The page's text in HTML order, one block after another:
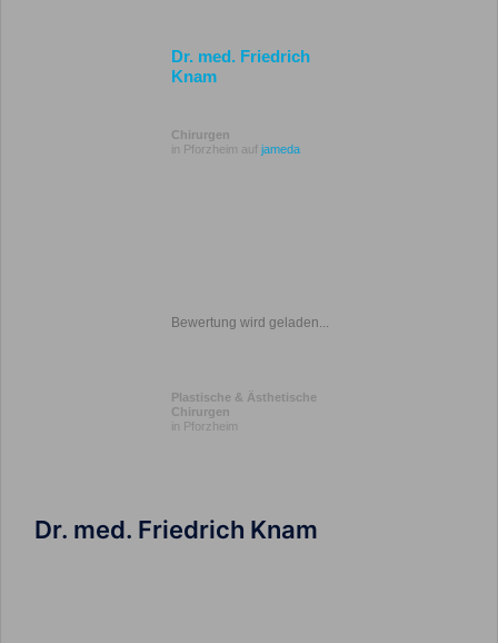
Dr. med. Friedrich
Knam
Chirurgen
in Pforzheim auf jameda
Bewertung wird geladen...
Plastische & Ästhetische
Chirurgen
in Pforzheim
Dr. med. Friedrich Knam